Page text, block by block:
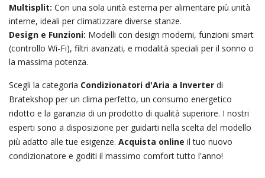
Multisplit: Con una sola unità esterna per alimentare più unità
interne, ideali per climatizzare diverse stanze.
Design e Funzioni: Modelli con design moderni, funzioni smart
(controllo Wi-Fi), filtri avanzati, e modalità speciali per il sonno o
la massima potenza.
Scegli la categoria Condizionatori d'Aria a Inverter di
Bratekshop per un clima perfetto, un consumo energetico
ridotto e la garanzia di un prodotto di qualità superiore. I nostri
esperti sono a disposizione per guidarti nella scelta del modello
più adatto alle tue esigenze. Acquista online il tuo nuovo
condizionatore e goditi il massimo comfort tutto l'anno!